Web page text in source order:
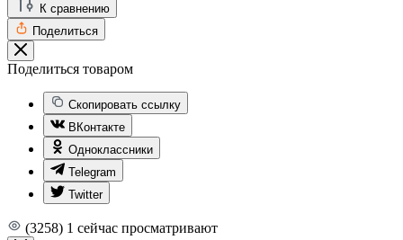
К сравнению
Поделиться
Поделиться товаром
Скопировать ссылку
ВКонтакте
Одноклассники
Telegram
Twitter
(3258) 1 сейчас просматривают